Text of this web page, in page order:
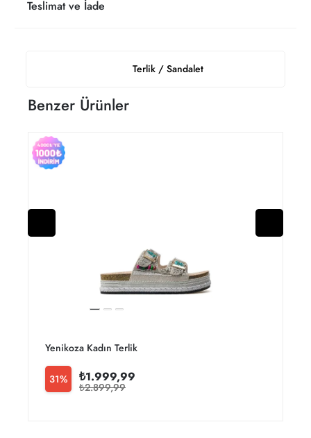
Terlik / Sandalet
Teslimat ve İade
Benzer Ürünler
Yenikoza Kadın Terlik
31% ₺1.999,99
₺2.899,99